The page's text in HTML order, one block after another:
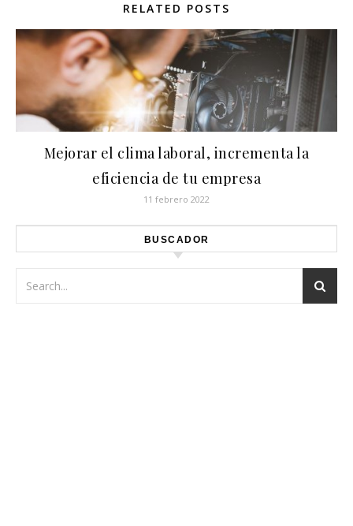
RELATED POSTS
Mejorar el clima laboral, incrementa la
eficiencia de tu empresa
11 febrero 2022
BUSCADOR